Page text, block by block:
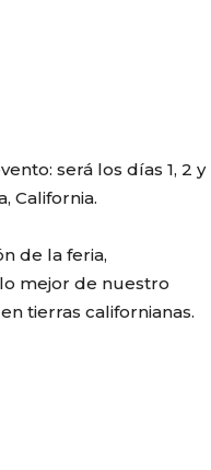
será los días 1, 2 y
California.
de la feria,
mejor de nuestro
tierras californianas.